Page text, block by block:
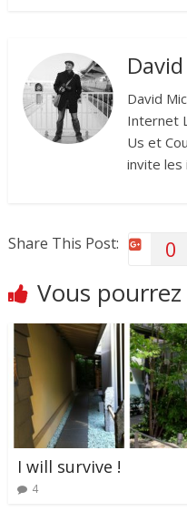
David
David
Internet
Us et
invite les
Share This Post: 0
Vous
I will survive !
4